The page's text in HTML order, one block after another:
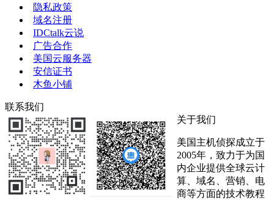
隐私政策
域名注册
IDCtalk云说
广告合作
美国云服务器
安信证书
木鱼小铺
联系我们
关于我们
美国主机侦探成立于
2005年，致力于为国
内企业提供全球云计
算、域名、营销、电
商等方面的技术教程